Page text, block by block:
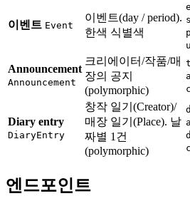
이벤트 Event
이벤트(day / period).
한색 식별색
Announcement
Announcement
크리에이터/작품/매
장의 공지
(polymorphic)
Diary entry
DiaryEntry
창작 일기(Creator)/
매장 일기(Place). 날
짜별 1건
(polymorphic)
엔드포인트